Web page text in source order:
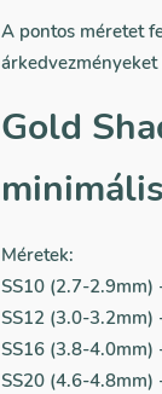
A pontos méretet
árkedvezményeket
Gold
Méretek:
SS10 (2.7-2.9mm)
SS12 (3.0-3.2mm)
SS16 (3.8-4.0mm)
SS20 (4.6-4.8mm)